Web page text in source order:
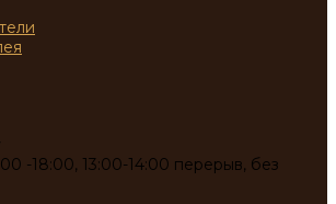
-18:00, 13:00-14:00 перерыв, без